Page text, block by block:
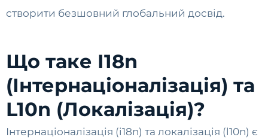
створити безшовний глобальний досвід.
Що таке I18n
(Інтернаціоналізація) та
L10n (Локалізація)?
Інтернаціоналізація (i18n) та локалізація (l10n) є